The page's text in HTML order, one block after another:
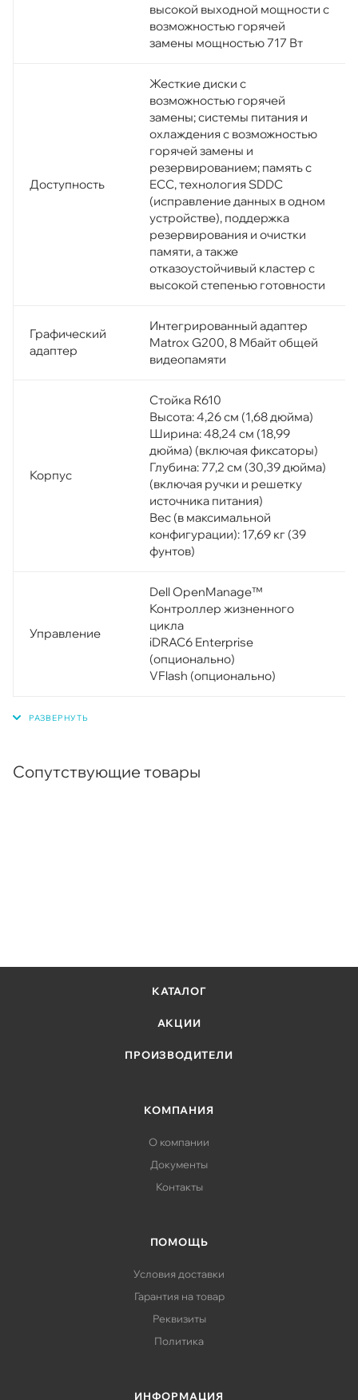
высокой выходной мощности с
возможностью горячей
замены мощностью 717 Вт
Доступность
Жесткие диски с
возможностью горячей
замены; системы питания и
охлаждения с возможностью
горячей замены и
резервированием; память с
ECC, технология SDDC
(исправление данных в одном
устройстве), поддержка
резервирования и очистки
памяти, а также
отказоустойчивый кластер с
высокой степенью готовности
Графический
адаптер
Интегрированный адаптер
Matrox G200, 8 Мбайт общей
видеопамяти
Корпус
Стойка R610
Высота: 4,26 см (1,68 дюйма)
Ширина: 48,24 см (18,99
дюйма) (включая фиксаторы)
Глубина: 77,2 см (30,39 дюйма)
(включая ручки и решетку
источника питания)
Вес (в максимальной
конфигурации): 17,69 кг (39
фунтов)
Управление
Dell OpenManage™
Контроллер жизненного
цикла
iDRAC6 Enterprise
(опционально)
VFlash (опционально)
Сопутствующие товары
КАТАЛОГ
АКЦИИ
ПРОИЗВОДИТЕЛИ
КОМПАНИЯ
О компании
Документы
Контакты
ПОМОЩЬ
Условия доставки
Гарантия на товар
Реквизиты
Политика
ИНФОРМАЦИЯ